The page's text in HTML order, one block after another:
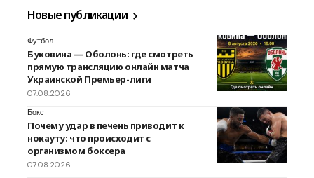
Новые публикации
Футбол
Буковина — Оболонь: где смотреть
прямую трансляцию онлайн матча
Украинской Премьер-лиги
07.08.2026
Бокс
Почему удар в печень приводит к
нокауту: что происходит с
организмом боксера
07.08.2026